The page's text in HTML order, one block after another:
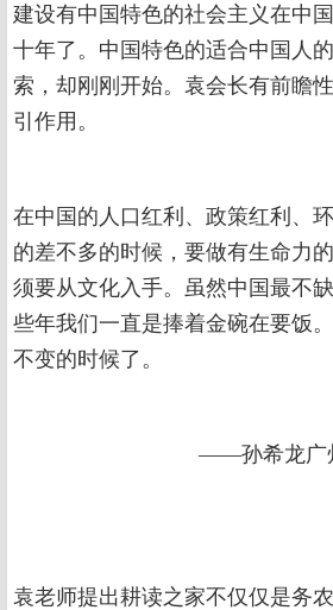
建设有中国特色的社会主义在中
十年了。中国特色的适合中国人
索，却刚刚开始。袁会长有前瞻
引作用。
在中国的人口红利、政策红利、
的差不多的时候，要做有生命力
须要从文化入手。虽然中国最不
些年我们一直是捧着金碗在要饭
不变的时候了。
——孙希龙广
袁老师提出耕读之家不仅仅是务